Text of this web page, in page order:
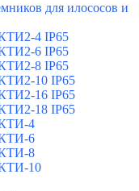
для илососов и
4 IP65
6 IP65
8 IP65
10 IP65
16 IP65
18 IP65
4
6
8
10